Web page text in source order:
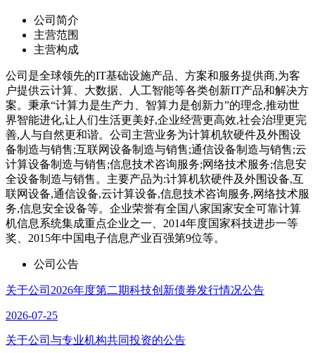
公司简介
主营范围
主营构成
公司是全球领先的IT基础设施产品、方案和服务提供商,为客
户提供云计算、大数据、人工智能等各类创新IT产品和解决方
案。秉承“计算力是生产力、智算力是创新力”的理念,推动世
界智能进化,让人们生活更美好,企业经营更高效,社会治理更完
善,人与自然更和谐。公司主营业务为计算机软硬件及外围设
备制造与销售;互联网设备制造与销售;通信设备制造与销售;云
计算设备制造与销售;信息技术咨询服务;网络技术服务;信息安
全设备制造与销售。主要产品为:计算机软硬件及外围设备,互
联网设备,通信设备,云计算设备,信息技术咨询服务,网络技术服
务,信息安全设备等。企业荣誉有全国八家国家安全可靠计算
机信息系统集成重点企业之一、2014年度国家科技进步一等
奖、2015年中国电子信息产业百强第9位等。
公司公告
关于公司2026年度第二期科技创新债券发行情况公告
2026-07-25
关于公司与专业机构共同投资的公告